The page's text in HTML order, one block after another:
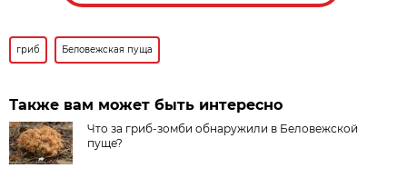
гриб Беловежская пуща
Также вам может быть интересно
Что за гриб-зомби обнаружили в Беловежской
пуще?